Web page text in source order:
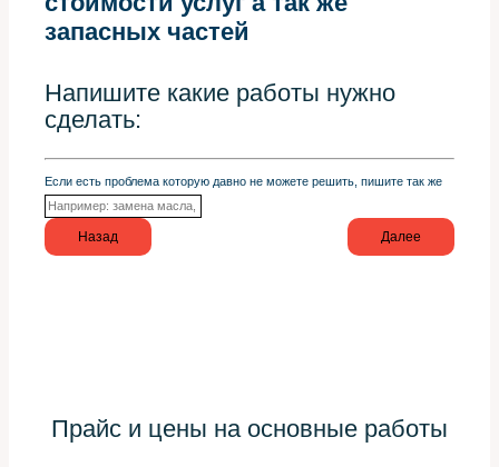
запасных частей
Напишите какие работы нужно
сделать:
Если есть проблема которую давно не можете решить, пишите так же
Назад Далее
Прайс и цены на основные работы